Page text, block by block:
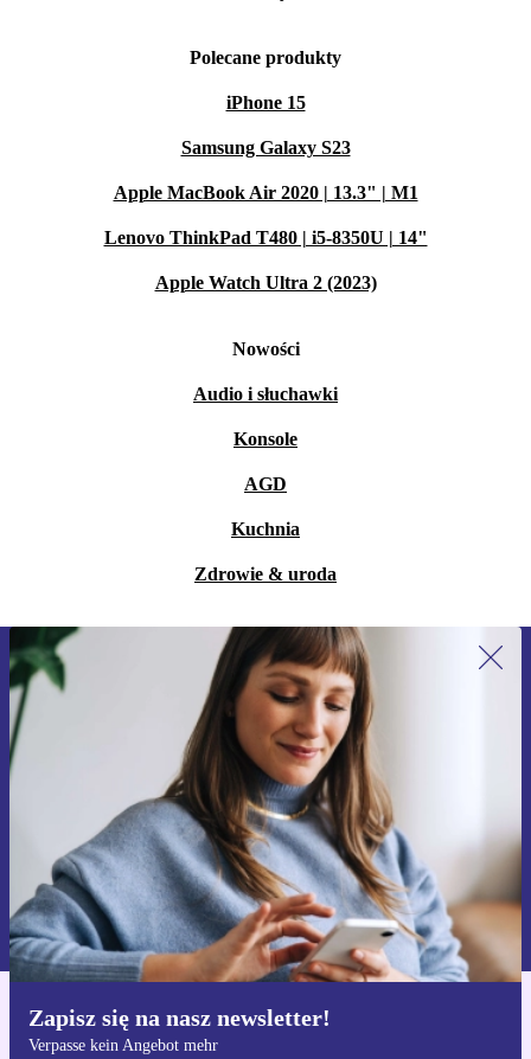
Polecane produkty
iPhone 15
Samsung Galaxy S23
Apple MacBook Air 2020 | 13.3" | M1
Lenovo ThinkPad T480 | i5-8350U | 14"
Apple Watch Ultra 2 (2023)
Nowości
Audio i słuchawki
Konsole
AGD
Kuchnia
Zdrowie & uroda
Zapisz się na nasz newsletter!
Verpasse kein Angebot mehr
Zapisz się na nasz newsletter!
Nie przegap żadnej oferty.
Zarejestruj się
Informacje na temat używania danych osobowych znajdują się w
naszej
Polityce prywatności
Pobierz aplikację refurbed
Dla iOS i Android